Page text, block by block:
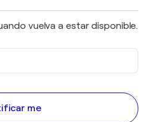
vuelva a estar disponible.
me